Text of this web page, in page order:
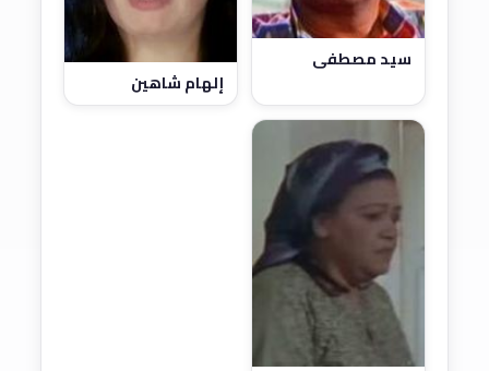
سيد مصطفى
إلهام شاهين